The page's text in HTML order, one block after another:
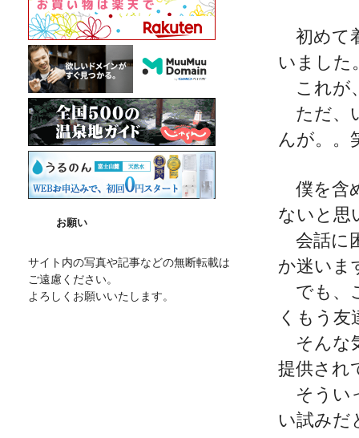
初めて
いました
これが
ただ、
んが。。
僕を含
ないと思
会話に
か迷いま
でも、
くもう友
そんな
提供され
そうい
い試みだ
お願い
サイト内の写真や記事などの無断転載は
ご遠慮ください。
よろしくお願いいたします。